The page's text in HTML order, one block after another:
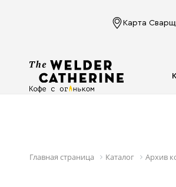
Карта
Для
Главная страница Каталог Архив